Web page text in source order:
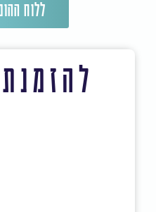
ללוח